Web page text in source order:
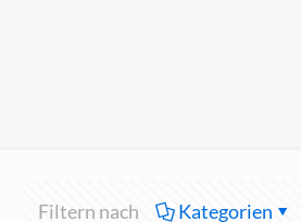
Filtern nach Kategorien